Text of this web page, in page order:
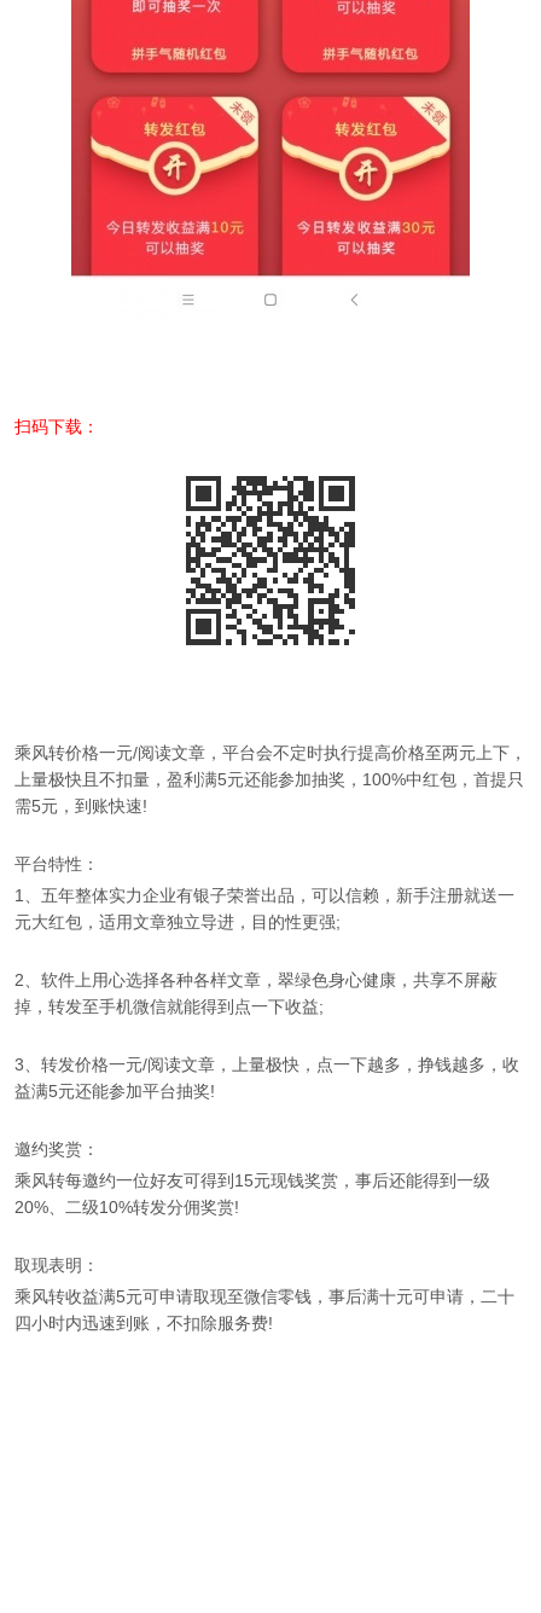
扫码下载：
乘风转价格一元/阅读文章，平台会不定时执行提高价格至两元上下，
上量极快且不扣量，盈利满5元还能参加抽奖，100%中红包，首提只
需5元，到账快速!
平台特性：
1、五年整体实力企业有银子荣誉出品，可以信赖，新手注册就送一
元大红包，适用文章独立导进，目的性更强;
2、软件上用心选择各种各样文章，翠绿色身心健康，共享不屏蔽
掉，转发至手机微信就能得到点一下收益;
3、转发价格一元/阅读文章，上量极快，点一下越多，挣钱越多，收
益满5元还能参加平台抽奖!
邀约奖赏：
乘风转每邀约一位好友可得到15元现钱奖赏，事后还能得到一级
20%、二级10%转发分佣奖赏!
取现表明：
乘风转收益满5元可申请取现至微信零钱，事后满十元可申请，二十
四小时内迅速到账，不扣除服务费!